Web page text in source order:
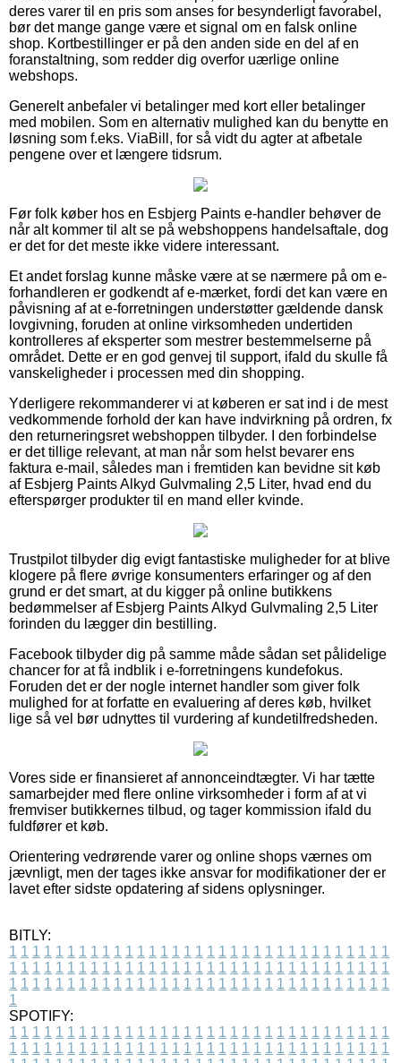
deres varer til en pris som anses for besynderligt favorabel,
bør det mange gange være et signal om en falsk online
shop. Kortbestillinger er på den anden side en del af en
foranstaltning, som redder dig overfor uærlige online
webshops.
Generelt anbefaler vi betalinger med kort eller betalinger
med mobilen. Som en alternativ mulighed kan du benytte en
løsning som f.eks. ViaBill, for så vidt du agter at afbetale
pengene over et længere tidsrum.
Før folk køber hos en Esbjerg Paints e-handler behøver de
når alt kommer til alt se på webshoppens handelsaftale, dog
er det for det meste ikke videre interessant.
Et andet forslag kunne måske være at se nærmere på om e-
forhandleren er godkendt af e-mærket, fordi det kan være en
påvisning af at e-forretningen understøtter gældende dansk
lovgivning, foruden at online virksomheden undertiden
kontrolleres af eksperter som mestrer bestemmelserne på
området. Dette er en god genvej til support, ifald du skulle få
vanskeligheder i processen med din shopping.
Yderligere rekommanderer vi at køberen er sat ind i de mest
vedkommende forhold der kan have indvirkning på ordren, fx
den returneringsret webshoppen tilbyder. I den forbindelse
er det tillige relevant, at man når som helst bevarer ens
faktura e-mail, således man i fremtiden kan bevidne sit køb
af Esbjerg Paints Alkyd Gulvmaling 2,5 Liter, hvad end du
efterspørger produkter til en mand eller kvinde.
Trustpilot tilbyder dig evigt fantastiske muligheder for at blive
klogere på flere øvrige konsumenters erfaringer og af den
grund er det smart, at du kigger på online butikkens
bedømmelser af Esbjerg Paints Alkyd Gulvmaling 2,5 Liter
forinden du lægger din bestilling.
Facebook tilbyder dig på samme måde sådan set pålidelige
chancer for at få indblik i e-forretningens kundefokus.
Foruden det er der nogle internet handler som giver folk
mulighed for at forfatte en evaluering af deres køb, hvilket
lige så vel bør udnyttes til vurdering af kundetilfredsheden.
Vores side er finansieret af annonceindtægter. Vi har tætte
samarbejder med flere online virksomheder i form af at vi
fremviser butikkernes tilbud, og tager kommission ifald du
fuldfører et køb.
Orientering vedrørende varer og online shops værnes om
jævnligt, men der tages ikke ansvar for modifikationer der er
lavet efter sidste opdatering af sidens oplysninger.
BITLY:
1 1 1 1 1 1 1 1 1 1 1 1 1 1 1 1 1 1 1 1 1 1 1 1 1 1 1 1 1 1 1 1 1
1 1 1 1 1 1 1 1 1 1 1 1 1 1 1 1 1 1 1 1 1 1 1 1 1 1 1 1 1 1 1 1 1
1 1 1 1 1 1 1 1 1 1 1 1 1 1 1 1 1 1 1 1 1 1 1 1 1 1 1 1 1 1 1 1 1
1
SPOTIFY:
1 1 1 1 1 1 1 1 1 1 1 1 1 1 1 1 1 1 1 1 1 1 1 1 1 1 1 1 1 1 1 1 1
1 1 1 1 1 1 1 1 1 1 1 1 1 1 1 1 1 1 1 1 1 1 1 1 1 1 1 1 1 1 1 1 1